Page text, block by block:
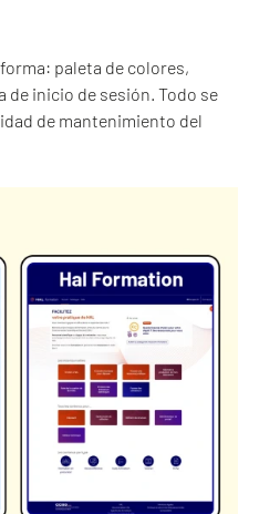
paleta de colores,
inicio de sesión. Todo se
de mantenimiento del